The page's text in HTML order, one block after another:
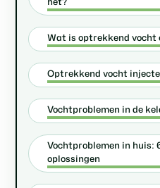
Wat is optrekkend vocht
Optrekkend vocht
Vochtproblemen in de
Vochtproblemen in huis:
oplossingen